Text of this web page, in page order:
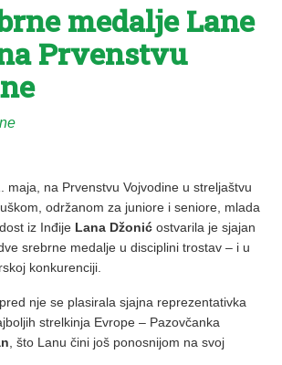
medalje Lane
Prvenstvu
maja, na Prvenstvu Vojvodine u streljaštvu
održanom za juniore i seniore, mlada
iz Inđije Lana Džonić ostvarila je sjajan
srebrne medalje u disciplini trostav – i u
konkurenciji.
nje se plasirala sjajna reprezentativka
strelkinja Evrope – Pazovčanka
, što Lanu čini još ponosnijom na svoj